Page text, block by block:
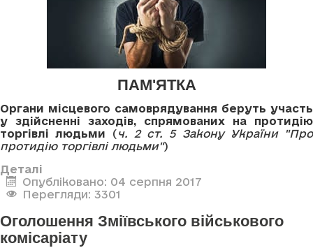
ПАМ'ЯТКА
Органи місцевого самоврядування беруть участь
у здійсненні заходів, спрямованих на протидію
торгівлі людьми (ч. 2 ст. 5 Закону України "Про
протидію торгівлі людьми")
Деталі
Опубліковано: 04 серпня 2017
Перегляди: 3301
Оголошення Зміївського військового
комісаріату